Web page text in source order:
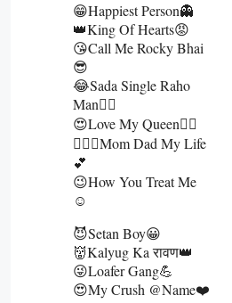
😁Happiest Person👻
👑King Of Hearts😡
😘Call Me Rocky Bhai
😎
😂Sada Single Raho
Man🙋‍♂️
😍Love My Queen👰‍♀️
👩‍❤️‍👨Mom Dad My Life
💕
😉How You Treat Me
☺️
😈Setan Boy😀
👹Kalyug Ka रावण👑
😜Loafer Gang💪
😍My Crush @name❤️